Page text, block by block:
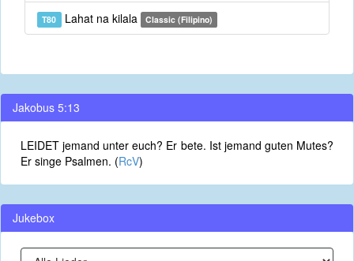
T80 Lahat na kilala Classic (Filipino)
Jakobus 5:13
LEIDET jemand unter euch? Er bete. Ist jemand guten Mutes?
Er singe Psalmen. (RcV)
Jukebox